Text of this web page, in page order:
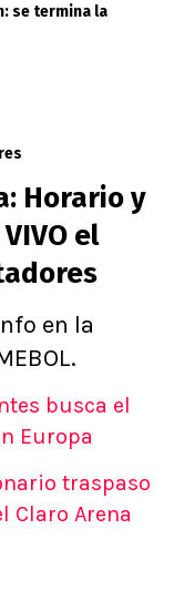
se termina la
Horario y
el
en la
busca el
Europa
traspaso
Claro Arena